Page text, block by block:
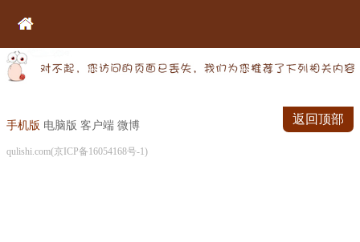
手机版 电脑版 客户端 微博
qulishi.com(京ICP备16054168号-1)
返回顶部